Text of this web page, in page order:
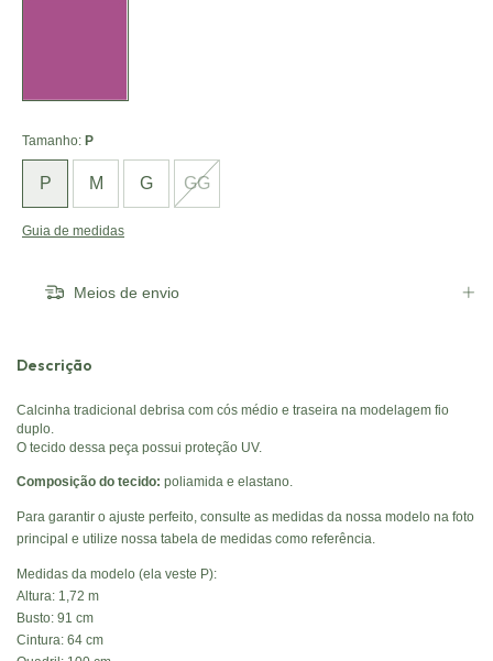
Tamanho: P
P M G GG
Guia de medidas
Meios de envio
Descrição
Calcinha tradicional debrisa com cós médio e traseira na modelagem fio
duplo.
O tecido dessa peça possui proteção UV.
Composição do tecido: poliamida e elastano.
Para garantir o ajuste perfeito, consulte as medidas da nossa modelo na foto
principal e utilize nossa tabela de medidas como referência.
Medidas da modelo (ela veste P):
Altura: 1,72 m
Busto: 91 cm
Cintura: 64 cm